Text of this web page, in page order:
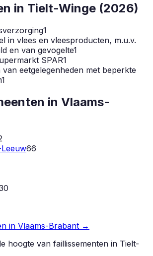
in Tielt-Winge (2026)
1
in vlees en vleesproducten, m.u.v.
en van gevogelte1
SPAR1
van eetgelegenheden met beperkte
1
in Vlaams-
66
in Vlaams-Brabant →
hoogte van faillissementen in Tielt-